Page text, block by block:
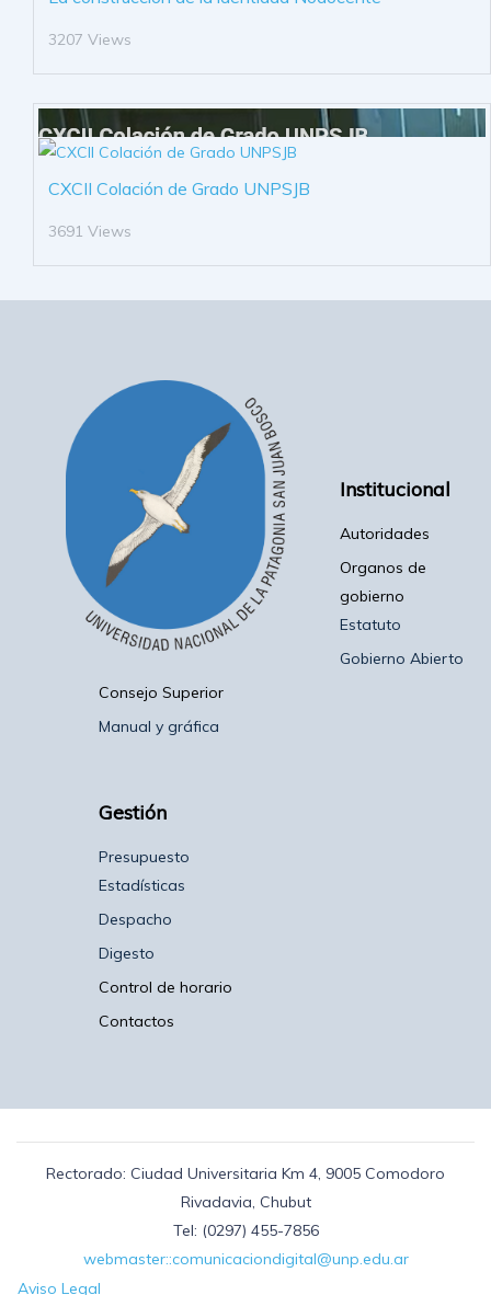
3207 Views
CXCII Colación de Grado UNPSJB
3691 Views
Institucional
Autoridades
Organos de
gobierno
Estatuto
Gobierno Abierto
Consejo Superior
Manual y gráfica
Gestión
Presupuesto
Estadísticas
Despacho
Digesto
Control de horario
Contactos
Rectorado: Ciudad Universitaria Km 4, 9005 Comodoro
Rivadavia, Chubut
Tel: (0297) 455-7856
webmaster::comunicaciondigital@unp.edu.ar
Aviso Legal